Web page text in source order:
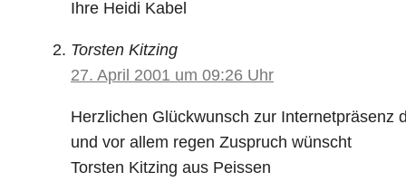
Ihre Heidi Kabel
Torsten Kitzing
27. April 2001 um 09:26 Uhr
Herzlichen Glückwunsch zur Internetpräsenz
und vor allem regen Zuspruch wünscht
Torsten Kitzing aus Peissen